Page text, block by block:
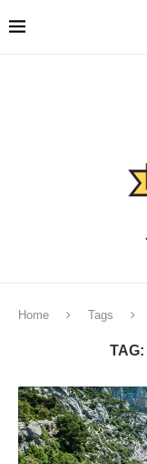
Home Tags
TAG: